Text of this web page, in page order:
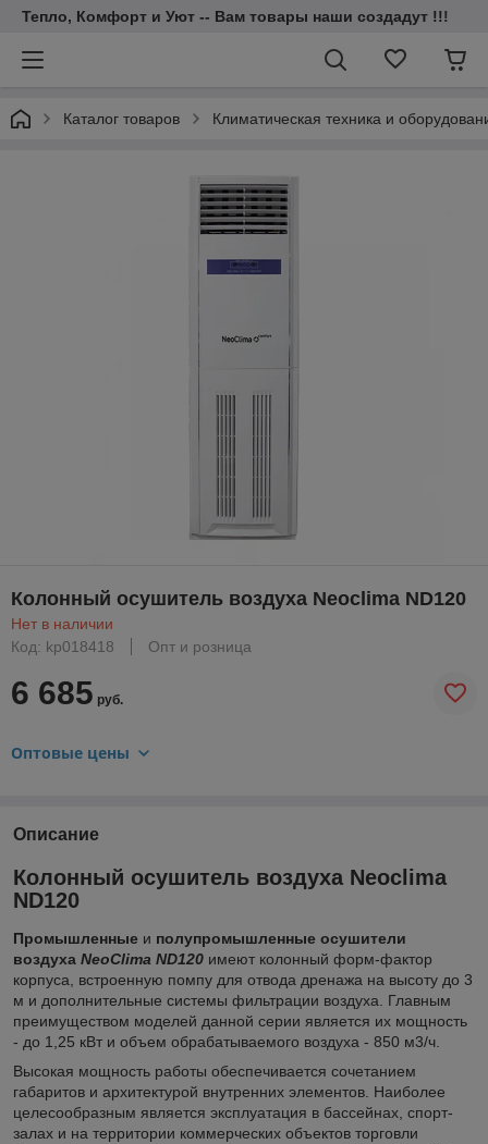
Тепло, Комфорт и Уют -- Вам товары наши создадут !!!
Каталог товаров Климатическая техника и
Колонный осушитель воздуха Neoclima ND120
Нет в наличии
Код: kp018418
Опт и розница
6 685 руб.
Оптовые цены
Описание
Колонный осушитель воздуха Neoclima
ND120
Промышленные и полупромышленные осушители
воздуха NeoClima ND120 имеют колонный форм-фактор
корпуса, встроенную помпу для отвода дренажа на высоту до 3
м и дополнительные системы фильтрации воздуха. Главным
преимуществом моделей данной серии является их мощность
- до 1,25 кВт и объем обрабатываемого воздуха - 850 м3/ч.
Высокая мощность работы обеспечивается сочетанием
габаритов и архитектурой внутренних элементов. Наиболее
целесообразным является эксплуатация в бассейнах, спорт-
залах и на территории коммерческих объектов торговли